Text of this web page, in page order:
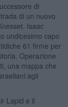
di
di un nuovo
Isaac
undicesimo capo
61 firme per
Operazione
una mappa che
agli
Lapid e il